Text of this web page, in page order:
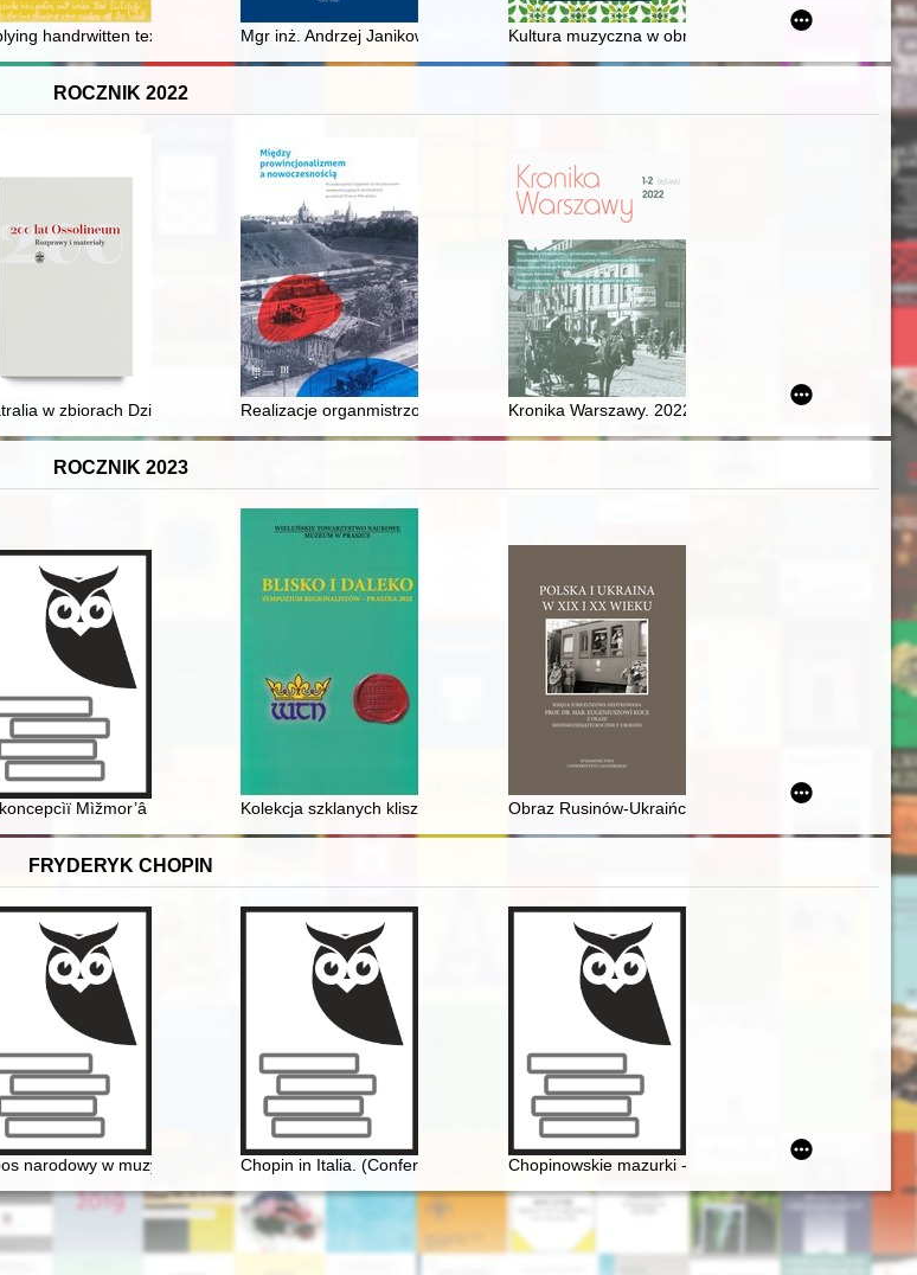
za lata 1997-2021na tle dyskusji społeczno-politycznych w Kaliszu lat trzydziestych XX wieku : zarysowanie problematyki
handrwitten text recognition in scholarly source editing : case of the "Corpus of Ioannes Dantiscus' text &
Mgr inż. Andrzej Janikowski (1954-2020) : wspomnienieKultura muzyczna w obrzędach kościelnych na
ROCZNIK 2022
polsko-sowieckiej. Tragedia i pamięć
w zbiorach Działu Dokumentów Życia Społecznego Zakładu Narodowego im. Ossolińskich
Realizacje organmistrzowskie w dziewiętnastowiecznym Gdańsku
Kronika Warszawy. 2022, nr 1/2
ROCZNIK 2023
Mìžmor’â do Lûblìnsʹkogo trikutnika : proektì geopolìtičnoï orìêntacìï ta spìlʹnoï platformì dìj Ukraïni, Polʹŝì j Litvi
Kolekcja szklanych klisz fotograficznych ze zbiorów Muzeum w Praszce
Obraz Rusinów-Ukraińców w piśmiennictwie
FRYDERYK CHOPIN
narodowy w muzyce polskiej pierwszej połowy XIX wieku. Międzynarodowa konferencja naukowo-artystyczna, 20-21
Chopin in Italia. (Conferenze tenute nella Bibliotheca e Centre di Studia a Roma dell'
Chopinowskie mazurki - czyli folklor a pojęcie muzyki